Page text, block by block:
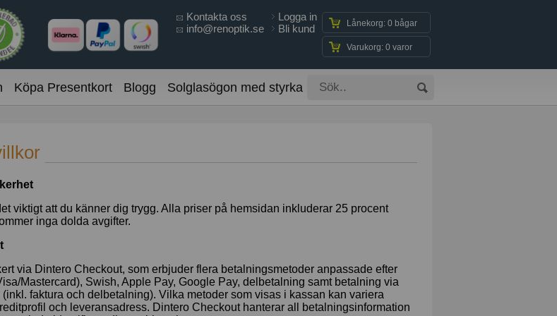
Kontakta oss
info@renoptik.se
Logga in
Bli kund
Lånekorg: 0 bågar
Varukorg: 0 varor
Köpa Presentkort Blogg Solglasögon med styrka
viktigt att du känner dig trygg. Alla priser på hemsidan inkluderar 25 procent
inga dolda avgifter.
via Dintero Checkout, som erbjuder flera betalningsmetoder anpassade efter
Mastercard), Swish, Apple Pay, Google Pay, delbetalning samt betalning via
faktura och delbetalning). Vilka metoder som visas i kassan kan variera
och leveransadress. Dintero Checkout hanterar all betalningsinformation